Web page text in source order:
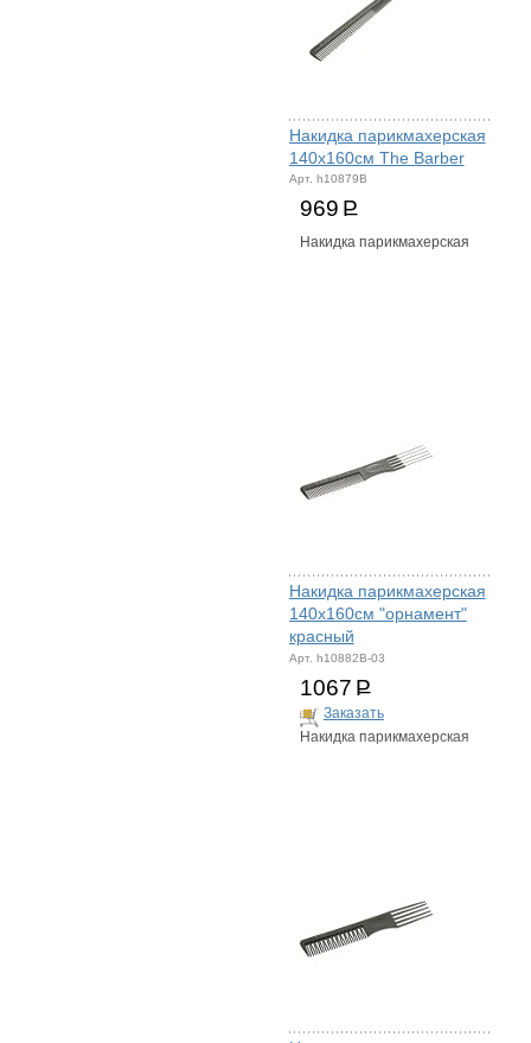
Накидка парикмахерская
140х160см The Barber
Арт. h10879B
969 Р
Накидка парикмахерская
Накидка парикмахерская
140х160см "орнамент"
красный
Арт. h10882B-03
1067 Р
Заказать
Накидка парикмахерская